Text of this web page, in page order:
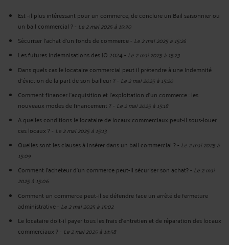
Est -il plus intéressant pour un commerce, de conclure un Bail saisonnier ou
un bail commercial ?- Le 2 mai 2025 à 15:30
Sécuriser l’achat d’un fonds de commerce- Le 2 mai 2025 à 15:26
Les futures indemnisations des JO 2024- Le 2 mai 2025 à 15:23
Dans quels cas le locataire commercial peut il prétendre à une Indemnité
d’éviction de la part de son bailleur ?- Le 2 mai 2025 à 15:20
Comment financer l’acquisition et l’exploitation d’un commerce : les
nouveaux modes de financement ?- Le 2 mai 2025 à 15:18
A quelles conditions le locataire de locaux commerciaux peut-il sous-louer
ces locaux ?- Le 2 mai 2025 à 15:13
Quelles sont les clauses à insérer dans un bail commercial ?- Le 2 mai 2025 à
15:09
Comment l’acheteur d’un commerce peut-il sécuriser son achat?- Le 2 mai
2025 à 15:06
Comment un commerce peut-il se défendre face un arrêté de fermeture
administrative- Le 2 mai 2025 à 15:02
Le locataire doit-il payer tous les frais d’entretien et de réparation des locaux
commerciaux ?- Le 2 mai 2025 à 14:58